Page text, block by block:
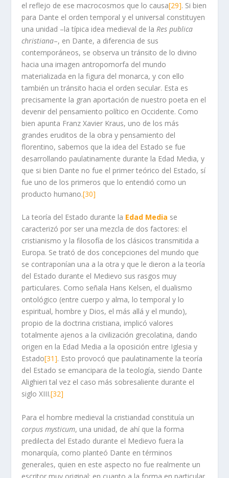
el reflejo de ese macrocosmos que lo causa[29]. Si bien
para Dante el orden temporal y el universal constituyen
una unidad –la típica idea medieval de laRes publica
christiana–, en Dante, a diferencia de sus
contemporáneos, se observa un tránsito de lo divino
hacia una imagen antropomorfa del mundo
materializada en la figura del monarca, y con ello
también un tránsito hacia el orden secular. Esta es
precisamente la gran aportación de nuestro poeta en el
devenir del pensamiento político en Occidente. Como
bien apunta Franz Xavier Kraus, uno de los más
grandes eruditos de la obra y pensamiento del
florentino, sabemos que la idea del Estado se fue
desarrollando paulatinamente durante la Edad Media, y
que si bien Dante no fue el primer teórico del Estado, sí
fue uno de los primeros que lo entendió como un
producto humano.[30]
La teoría del Estado durante la Edad Media se
caracterizó por ser una mezcla de dos factores: el
cristianismo y la filosofía de los clásicos transmitida a
Europa. Se trató de dos concepciones del mundo que
se contraponían una a la otra y que le dieron a la teoría
del Estado durante el Medievo sus rasgos muy
particulares. Como señala Hans Kelsen, el dualismo
ontológico (entre cuerpo y alma, lo temporal y lo
espiritual, hombre y Dios, el más allá y el mundo),
propio de la doctrina cristiana, implicó valores
totalmente ajenos a la civilización grecolatina, dando
origen en la Edad Media a la oposición entre Iglesia y
Estado[31]. Esto provocó que paulatinamente la teoría
del Estado se emancipara de la teología, siendo Dante
Alighieri tal vez el caso más sobresaliente durante el
siglo XIII.[32]
Para el hombre medieval la cristiandad constituía un
corpus mysticum, una unidad, de ahí que la forma
predilecta del Estado durante el Medievo fuera la
monarquía, como planteó Dante en términos
generales, quien en este aspecto no fue realmente un